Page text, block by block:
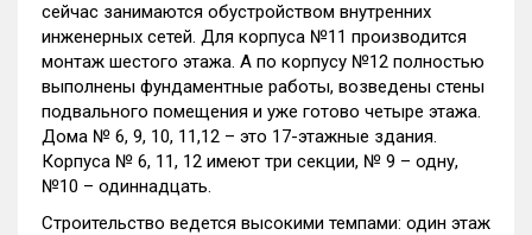
сейчас занимаются обустройством внутренних
инженерных сетей. Для корпуса №11 производится
монтаж шестого этажа. А по корпусу №12 полностью
выполнены фундаментные работы, возведены стены
подвального помещения и уже готово четыре этажа.
Дома № 6, 9, 10, 11,12 – это 17-этажные здания.
Корпуса № 6, 11, 12 имеют три секции, № 9 – одну,
№10 – одиннадцать.
Строительство ведется высокими темпами: один этаж